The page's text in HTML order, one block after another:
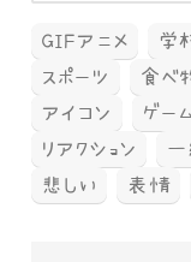
GIFアニメ 学
スポーツ
食べ
アイコン
ゲー
リアクション
悲しい
表情